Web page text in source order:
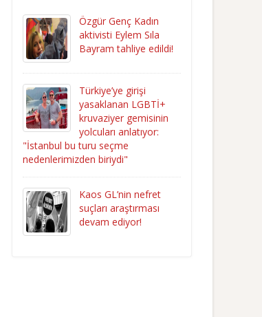
Özgür Genç Kadın
aktivisti Eylem Sıla
Bayram tahliye edildi!
Türkiye’ye girişi
yasaklanan LGBTİ+
kruvaziyer gemisinin
yolcuları anlatıyor:
"İstanbul bu turu seçme
nedenlerimizden biriydi"
Kaos GL’nin nefret
suçları araştırması
devam ediyor!